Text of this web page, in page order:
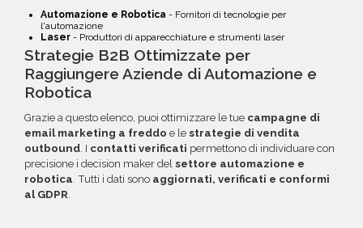
Automazione e Robotica - Fornitori di tecnologie per
l'automazione
Laser - Produttori di apparecchiature e strumenti laser
Strategie B2B Ottimizzate per
Raggiungere Aziende di Automazione e
Robotica
Grazie a questo elenco, puoi ottimizzare le tue campagne di
email marketing a freddo e le strategie di vendita
outbound. I contatti verificati permettono di individuare con
precisione i decision maker del settore automazione e
robotica. Tutti i dati sono aggiornati, verificati e conformi
al GDPR.